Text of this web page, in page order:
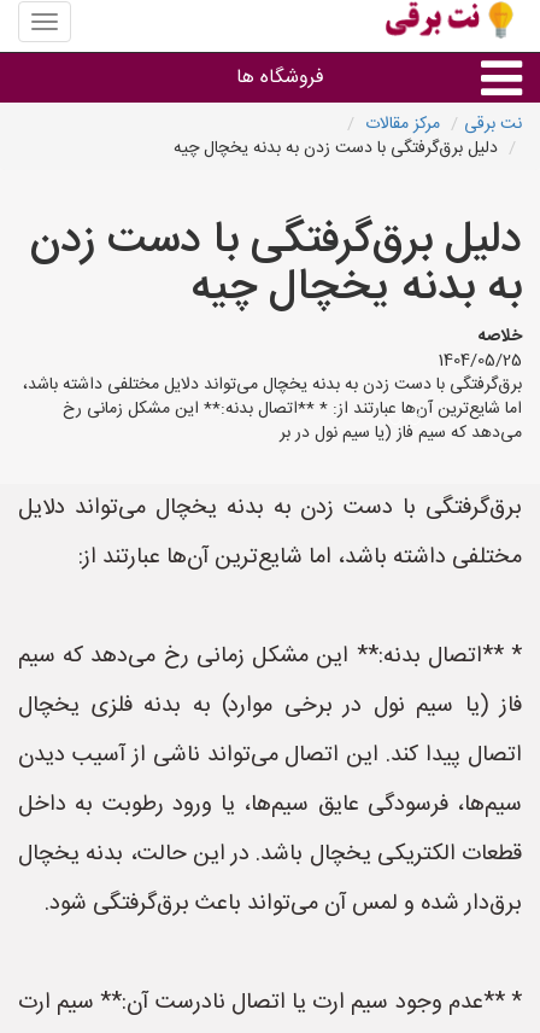
منوی
سایت
برقی
فروشگاه ها
روشنایی و نورپردازی
سایر گروه ها
فروشنده های لوازم برقی
نت برقی
مرکز مقالات
دلیل برق‌گرفتگی با دست زدن به بدنه یخچال چیه
دلیل برق‌گرفتگی با دست زدن
به بدنه یخچال چیه
خلاصه
1404/05/25
برق‌گرفتگی با دست زدن به بدنه یخچال می‌تواند دلایل مختلفی داشته باشد،
اما شایع‌ترین آن‌ها عبارتند از: * **اتصال بدنه:** این مشکل زمانی رخ
می‌دهد که سیم فاز (یا سیم نول در بر
برق‌گرفتگی با دست زدن به بدنه یخچال می‌تواند دلایل
مختلفی داشته باشد، اما شایع‌ترین آن‌ها عبارتند از:
* **اتصال بدنه:** این مشکل زمانی رخ می‌دهد که سیم
فاز (یا سیم نول در برخی موارد) به بدنه فلزی یخچال
اتصال پیدا کند. این اتصال می‌تواند ناشی از آسیب دیدن
سیم‌ها، فرسودگی عایق سیم‌ها، یا ورود رطوبت به داخل
قطعات الکتریکی یخچال باشد. در این حالت، بدنه یخچال
برق‌دار شده و لمس آن می‌تواند باعث برق‌گرفتگی شود.
* **عدم وجود سیم ارت یا اتصال نادرست آن:** سیم ارت